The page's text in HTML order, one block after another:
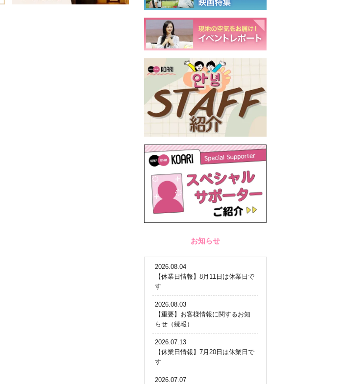
お知らせ
2026.08.04
【休業日情報】8月11日は休業日で
す
2026.08.03
【重要】お客様情報に関するお知
らせ（続報）
2026.07.13
【休業日情報】7月20日は休業日で
す
2026.07.07